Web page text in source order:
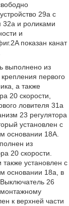
29a с
32a и роликами
и
показан канат
выполнено из
первого
а также
20 скорости,
ловителя 31a
23 регулятора
установлен с
основании 18A.
из
20 скорости.
установлен с
основании 18a, в
26
монтажному
к верхней части